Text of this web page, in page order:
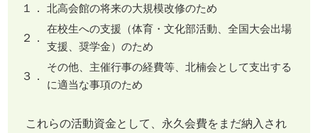
１． 北高会館の将来の大規模改修のため
２．
在校生への支援（体育・文化部活動、全国大会出場
支援、奨学金）のため
３．
その他、主催行事の経費等、北楠会として支出する
に適当な事項のため
これらの活動資金として、永久会費をまだ納入され